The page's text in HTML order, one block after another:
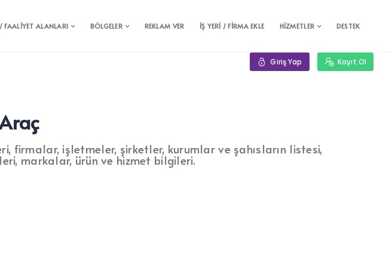
FAALİYET ALANLARI BÖLGELER REKLAM VER İŞ YERİ / FİRMA EKLE HİZMETLER DESTEK
Giriş Yap Kayıt Ol
firmalar, işletmeler, şirketler, kurumlar ve şahısların listesi,
markalar, ürün ve hizmet bilgileri.